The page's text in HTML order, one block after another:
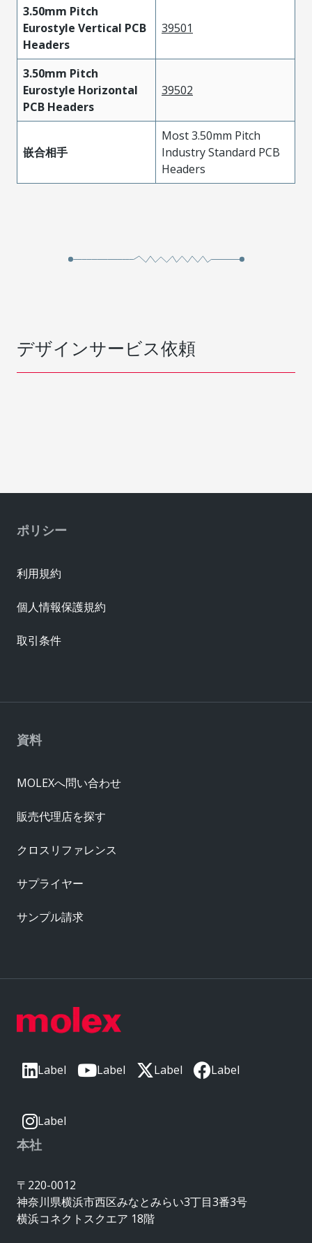
3.50mm Pitch
Eurostyle Vertical PCB
Headers
39501
3.50mm Pitch
Eurostyle Horizontal
PCB Headers
39502
嵌合相手
Most 3.50mm Pitch
Industry Standard PCB
Headers
デザインサービス依頼
Label Label Label Label
Label
本社
〒220-0012
神奈川県横浜市西区みなとみらい3丁目3番3号
横浜コネクトスクエア 18階
資料
MOLEXへ問い合わせ
販売代理店を探す
クロスリファレンス
サプライヤー
サンプル請求
ポリシー
利用規約
個人情報保護規約
取引条件